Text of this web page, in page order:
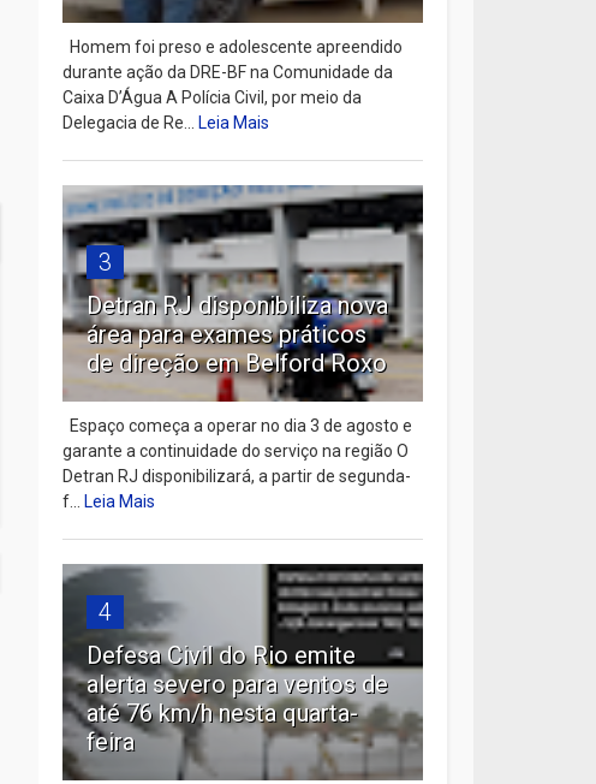
Homem foi preso e adolescente apreendido
durante ação da DRE-BF na Comunidade da
Caixa D’Água A Polícia Civil, por meio da
Delegacia de Re...Leia Mais
3
Detran RJ disponibiliza nova
área para exames práticos
de direção em Belford Roxo
Espaço começa a operar no dia 3 de agosto e
garante a continuidade do serviço na região O
Detran RJ disponibilizará, a partir de segunda-
f...Leia Mais
4
Defesa Civil do Rio emite
alerta severo para ventos de
até 76 km/h nesta quarta-
feira